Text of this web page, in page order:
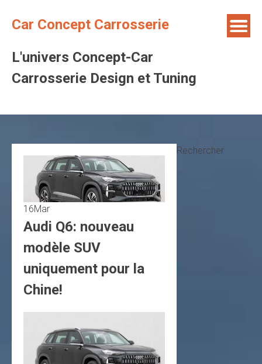
Car Concept Carrosserie
L'univers Concept-Car
Carrosserie Design et Tuning
16Mar
Audi Q6: nouveau
modèle SUV
uniquement pour la
Chine!
Rechercher